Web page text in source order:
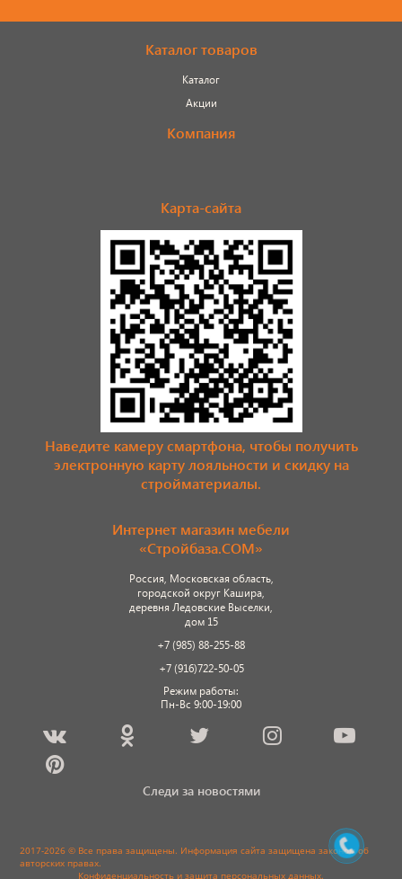
Каталог товаров
Каталог
Акции
Компания
Карта-сайта
Наведите камеру смартфона, чтобы получить
электронную карту лояльности и скидку на
стройматериалы.
Интернет магазин мебели
«Стройбаза.COM»
Россия, Московская область,
городской округ Кашира,
деревня Ледовские Выселки,
дом 15
+7 (985) 88-255-88
+7 (916)722-50-05
Режим работы:
Пн-Вс 9:00-19:00
Следи за новостями
2017-2026 © Все права защищены. Информация сайта защищена законом об
авторских правах.
Конфиденциальность и защита персональных данных.